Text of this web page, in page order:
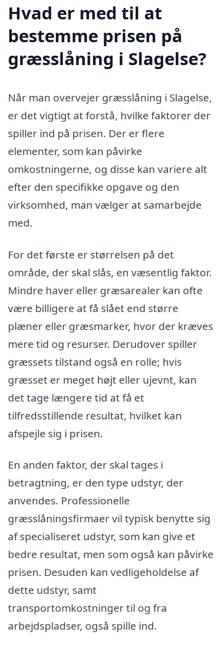
Hvad er med til at
bestemme prisen på
græsslåning i Slagelse?
Når man overvejer græsslåning i Slagelse,
er det vigtigt at forstå, hvilke faktorer der
spiller ind på prisen. Der er flere
elementer, som kan påvirke
omkostningerne, og disse kan variere alt
efter den specifikke opgave og den
virksomhed, man vælger at samarbejde
med.
For det første er størrelsen på det
område, der skal slås, en væsentlig faktor.
Mindre haver eller græsarealer kan ofte
være billigere at få slået end større
plæner eller græsmarker, hvor der kræves
mere tid og resurser. Derudover spiller
græssets tilstand også en rolle; hvis
græsset er meget højt eller ujevnt, kan
det tage længere tid at få et
tilfredsstillende resultat, hvilket kan
afspejle sig i prisen.
En anden faktor, der skal tages i
betragtning, er den type udstyr, der
anvendes. Professionelle
græsslåningsfirmaer vil typisk benytte sig
af specialiseret udstyr, som kan give et
bedre resultat, men som også kan påvirke
prisen. Desuden kan vedligeholdelse af
dette udstyr, samt
transportomkostninger til og fra
arbejdspladser, også spille ind.